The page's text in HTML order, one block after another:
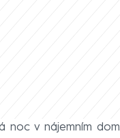
noc v nájemním